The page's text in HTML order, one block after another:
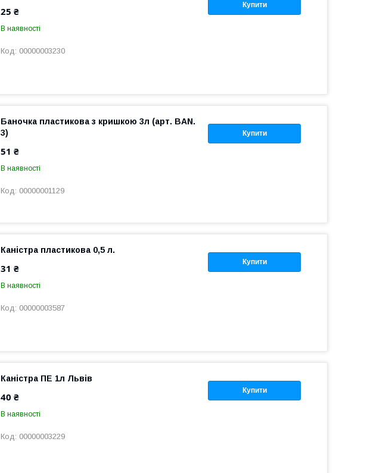
Купити
25 ₴
В наявності
00000003230
Купити
Баночка пластикова з кришкою 3л (арт. BAN.
3)
51 ₴
В наявності
00000001129
Купити
Каністра пластикова 0,5 л.
31 ₴
В наявності
00000003587
Купити
Каністра ПЕ 1л Львів
40 ₴
В наявності
00000003229